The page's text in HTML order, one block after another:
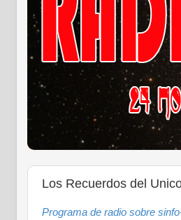
Los Recuerdos del
Programa de radio sobre